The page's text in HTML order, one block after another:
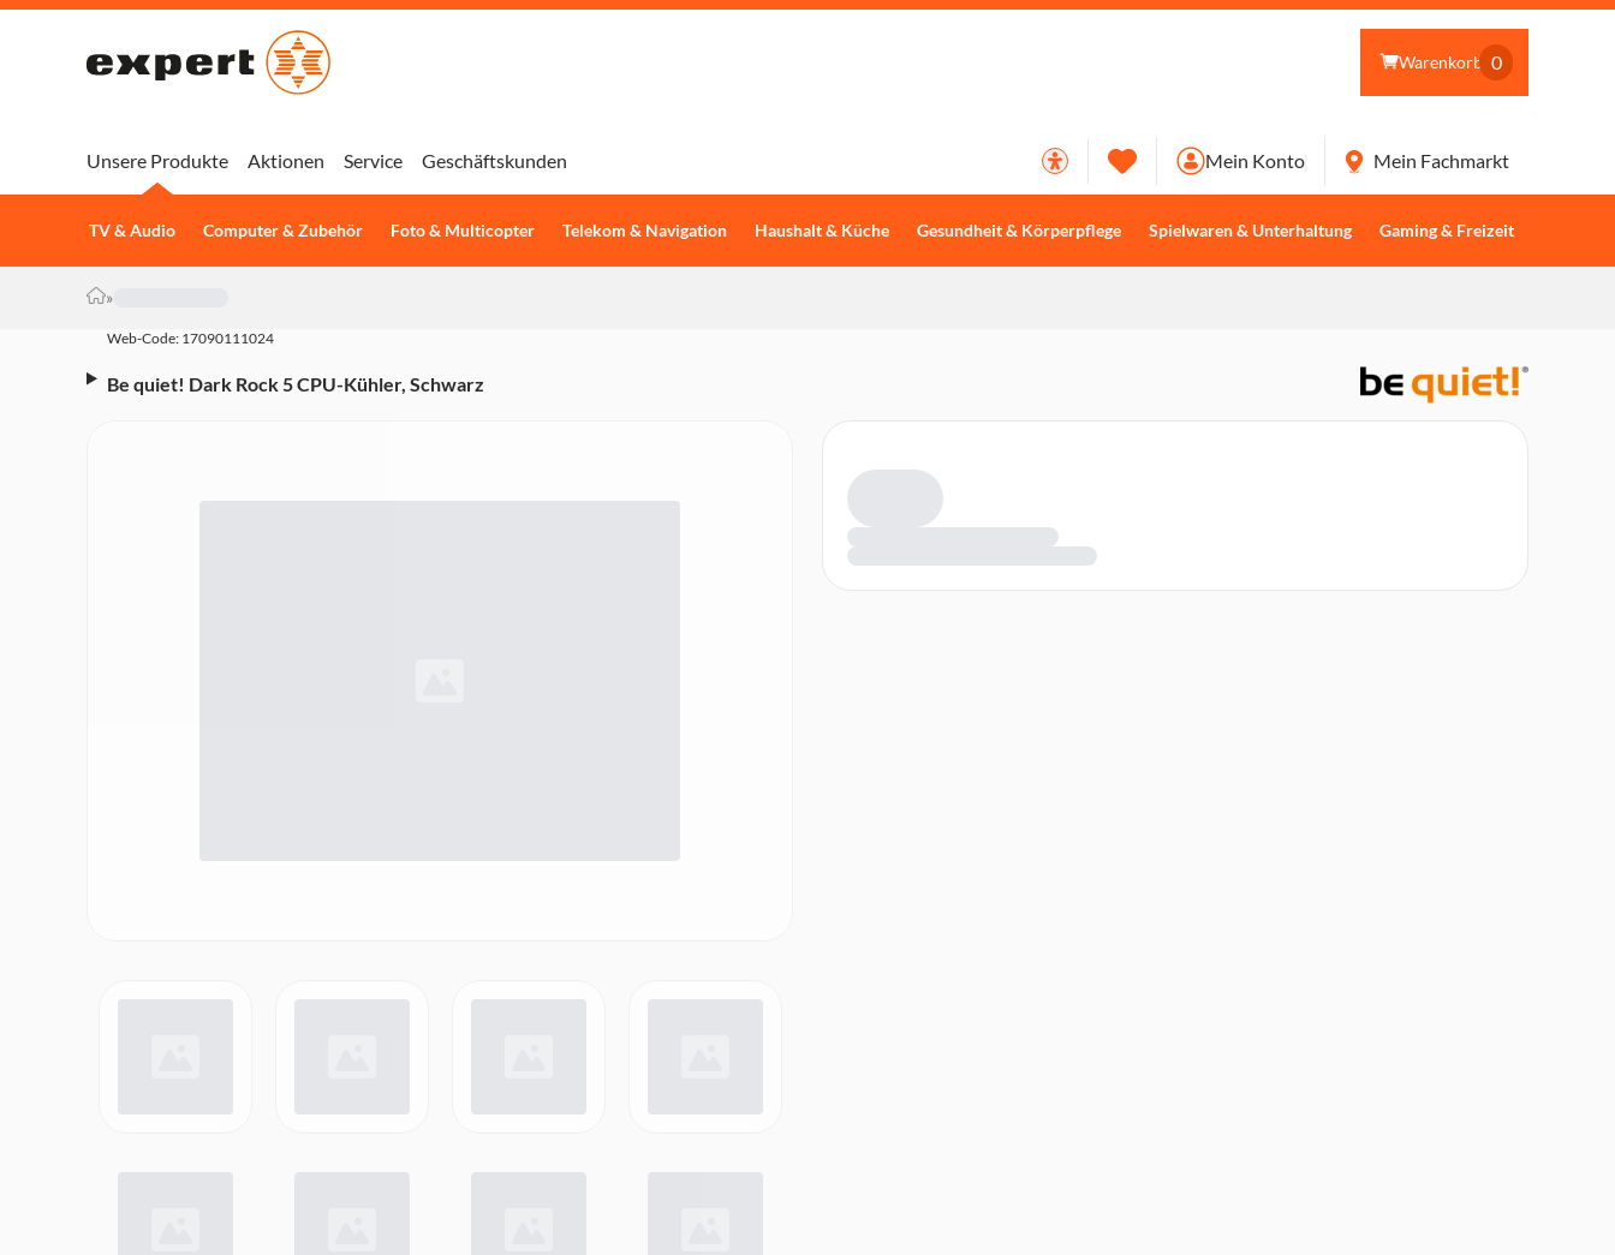
Warenkorb 0
Unsere Produkte
TV & Audio Computer & Zubehör Foto & Multicopter Telekom & Navigation Haushalt & Küche Gesundheit & Körperpflege Spielwaren & Unterhaltung Gaming & Freizeit
Aktionen Service Geschäftskunden Mein Konto Mein Fachmarkt
»
Web-Code: 17090111024
Be quiet! Dark Rock 5 CPU-Kühler, Schwarz